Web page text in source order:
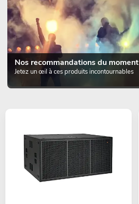
Nos recommandations du moment
Jetez un œil à ces produits incontournables